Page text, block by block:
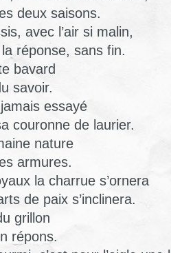
deux saisons.
avec l’air si malin,
réponse, sans fin.
bavard
savoir.
essayé
couronne de laurier.
nature
armures.
la charrue s’ornera
de paix s’inclinera.
grillon
répons.